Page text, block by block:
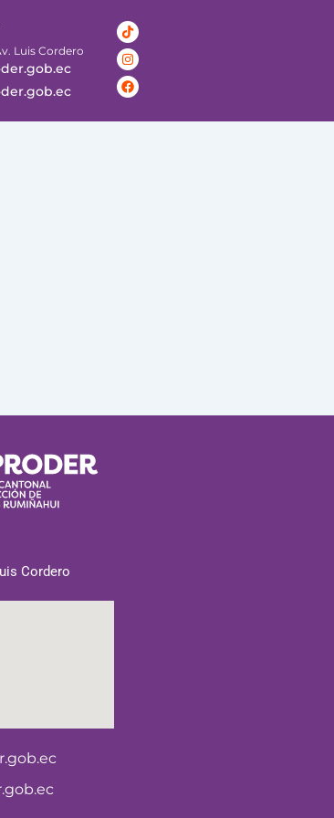
Luis Cordero
Tiktok
Instagram
Facebook
Cordero